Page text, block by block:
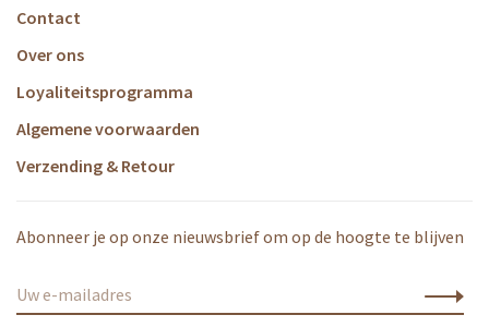
Contact
Over ons
Loyaliteitsprogramma
Algemene voorwaarden
Verzending & Retour
Abonneer je op onze nieuwsbrief om op de hoogte te blijven